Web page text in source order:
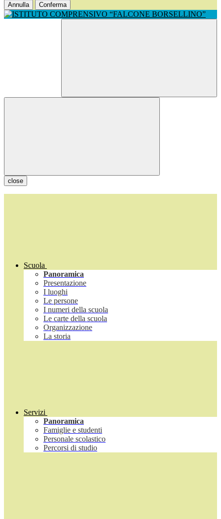
Annulla Conferma
close
Scuola
Panoramica
Presentazione
I luoghi
Le persone
I numeri della scuola
Le carte della scuola
Organizzazione
La storia
Servizi
Panoramica
Famiglie e studenti
Personale scolastico
Percorsi di studio